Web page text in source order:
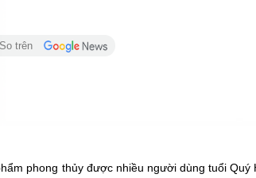
trên
phong thủy được nhiều người dùng tuổi